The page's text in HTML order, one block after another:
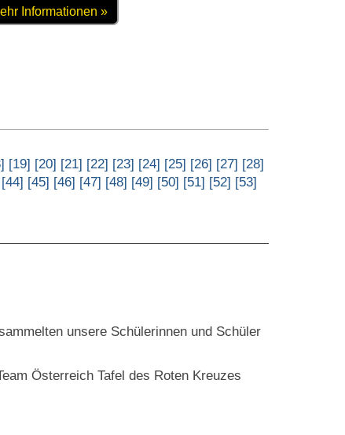
[19] [20] [21] [22] [23] [24] [25] [26] [27] [28]
[44] [45] [46] [47] [48] [49] [50] [51] [52] [53]
unsere Schülerinnen und Schüler
Österreich Tafel des Roten Kreuzes
Informationen »